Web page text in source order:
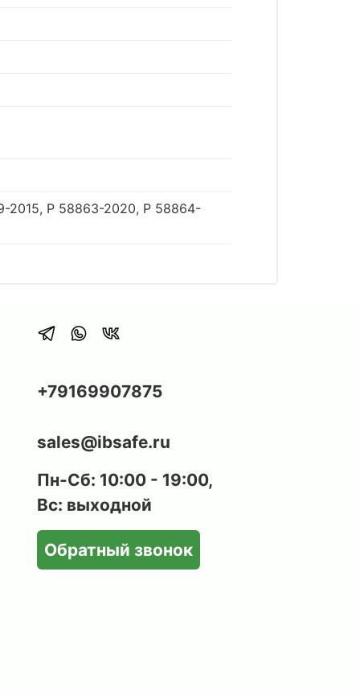
2015, Р 58863-2020, Р 58864-
+79169907875
sales@ibsafe.ru
Пн-Сб: 10:00 - 19:00,
Вс: выходной
Обратный звонок